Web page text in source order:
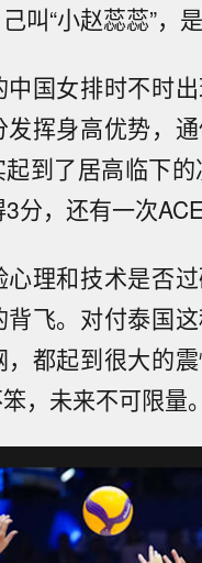
叫“小赵蕊蕊”，
国女排时不时
挥身高优势，
到了居高临下
分，还有一次ACE
理和技术是否
飞。对付泰国
都起到很大的
，未来不可限量。